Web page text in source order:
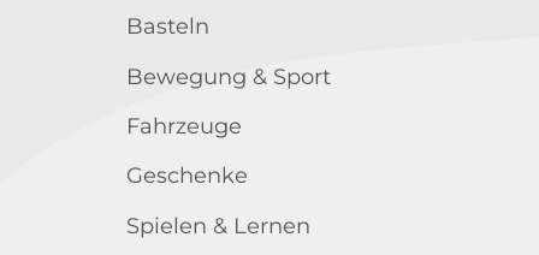
Basteln
Bewegung & Sport
Fahrzeuge
Geschenke
Spielen & Lernen